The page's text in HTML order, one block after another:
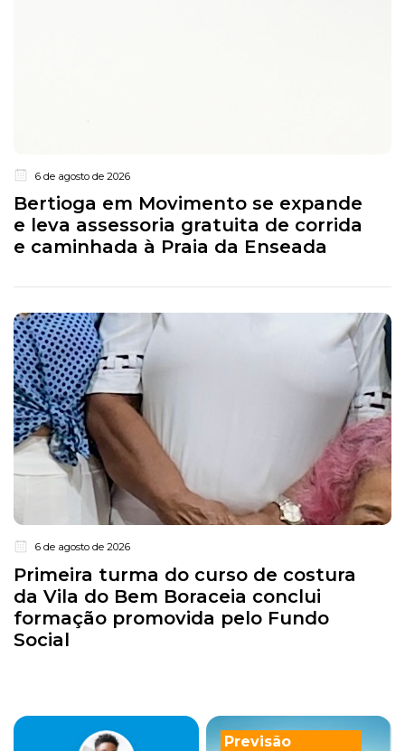
6 de agosto de 2026
Bertioga em Movimento se expande
e leva assessoria gratuita de corrida
e caminhada à Praia da Enseada
6 de agosto de 2026
Primeira turma do curso de costura
da Vila do Bem Boraceia conclui
formação promovida pelo Fundo
Social
Previsão